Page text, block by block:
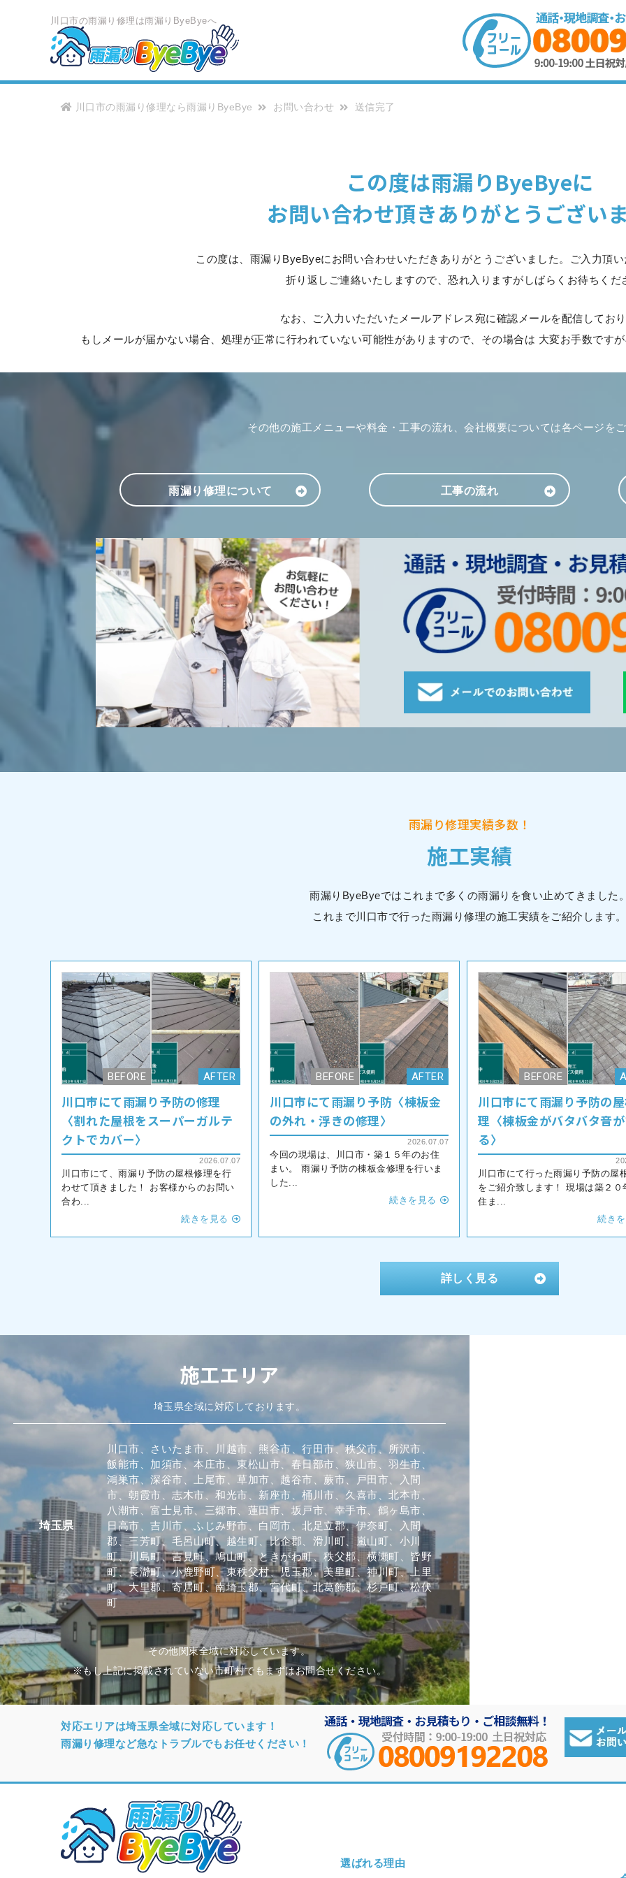
川口市の雨漏り修理は雨漏りByeByeへ
川口市の雨漏り修理なら雨漏りByeBye お問い合わせ 送信完了
この度は雨漏りByeByeに
お問い合わせ頂きありがとうござい
この度は、雨漏りByeByeにお問い合わせいただきありがとうございました。ご入力頂
折り返しご連絡いたしますので、恐れ入りますがしばらくお待ちくだ
なお、ご入力いただいたメールアドレス宛に確認メールを配信してお
もしメールが届かない場合、処理が正常に行われていない可能性がありますので、その場合は 大変お手数です
その他の施工メニューや料金・工事の流れ、会社概要については各ページを
雨漏り修理について 工事の流れ
雨漏り修理実績多数！
施工実績
雨漏りByeByeではこれまで多くの雨漏りを食い止めてきました
これまで川口市で行った雨漏り修理の施工実績をご紹介します。
川口市にて雨漏り予防の修理
〈割れた屋根をスーパーガルテ
クトでカバー〉
2026.07.07
川口市にて、雨漏り予防の屋根修理を行
わせて頂きました！ お客様からのお問い
合わ...
続きを見る
川口市にて雨漏り予防〈棟板金
の外れ・浮きの修理〉
2026.07.07
今回の現場は、川口市・築１５年のお住
まい。 雨漏り予防の棟板金修理を行いま
した...
続きを見る
川口市にて雨漏り予防の
理〈棟板金がバタバタ音
る〉
川口市にて行った雨漏り予防の屋
をご紹介致します！ 現場は築２０
住ま...
続き
詳しく見る
施工エリア
埼玉県全域に対応しております。
埼玉県
川口市、さいたま市、川越市、熊谷市、行田市、秩父市、所沢市、
飯能市、加須市、本庄市、東松山市、春日部市、狭山市、羽生市、
鴻巣市、深谷市、上尾市、草加市、越谷市、蕨市、戸田市、入間
市、朝霞市、志木市、和光市、新座市、桶川市、久喜市、北本市、
八潮市、富士見市、三郷市、蓮田市、坂戸市、幸手市、鶴ヶ島市、
日高市、吉川市、ふじみ野市、白岡市、北足立郡、伊奈町、入間
郡、三芳町、毛呂山町、越生町、比企郡、滑川町、嵐山町、小川
町、川島町、吉見町、鳩山町、ときがわ町、秩父郡、横瀬町、皆野
町、長瀞町、小鹿野町、東秩父村、児玉郡、美里町、神川町、上里
町、大里郡、寄居町、南埼玉郡、宮代町、北葛飾郡、杉戸町、松伏
町
その他関東全域に対応しています。
※もし上記に掲載されていない市町村でもまずはお問合せください。
対応エリアは埼玉県全域に対応しています！
雨漏り修理など急なトラブルでもお任せください！
選ばれる理由